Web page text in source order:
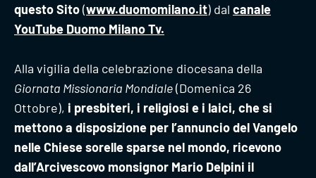
questo Sito(www.duomomilano.it) dal canale
YouTube Duomo Milano Tv.
Alla vigilia della celebrazione diocesana della
Giornata Missionaria Mondiale(Domenica 26
Ottobre), i presbiteri, i religiosi e i laici, che si
mettono a disposizione per l’annuncio del Vangelo
nelle Chiese sorelle sparse nel mondo, ricevono
dall’Arcivescovo monsignor Mario Delpini il